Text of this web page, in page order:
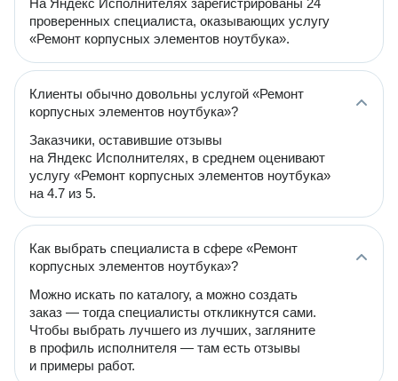
На Яндекс Исполнителях зарегистрированы 24
проверенных специалиста, оказывающих услугу
«Ремонт корпусных элементов ноутбука».
Клиенты обычно довольны услугой «Ремонт
корпусных элементов ноутбука»?
Заказчики, оставившие отзывы
на Яндекс Исполнителях, в среднем оценивают
услугу «Ремонт корпусных элементов ноутбука»
на 4.7 из 5.
Как выбрать специалиста в сфере «Ремонт
корпусных элементов ноутбука»?
Можно искать по каталогу, а можно создать
заказ — тогда специалисты откликнутся сами.
Чтобы выбрать лучшего из лучших, загляните
в профиль исполнителя — там есть отзывы
и примеры работ.